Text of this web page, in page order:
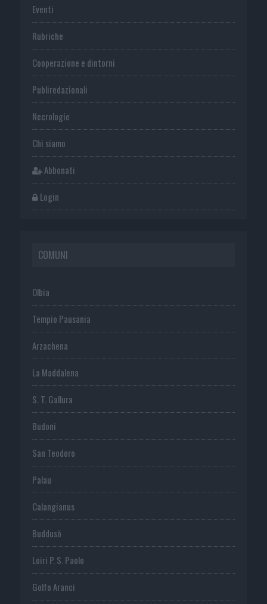
Eventi
Rubriche
Cooperazione e dintorni
Publiredazionali
Necrologie
Chi siamo
Abbonati
Login
COMUNI
Olbia
Tempio Pausania
Arzachena
La Maddalena
S. T. Gallura
Budoni
San Teodoro
Palau
Calangianus
Buddusò
Loiri P. S. Paolo
Golfo Aranci